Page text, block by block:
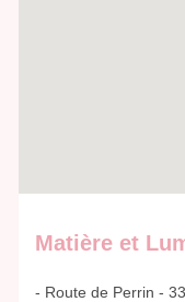
Matière et
- Route de Perrin -